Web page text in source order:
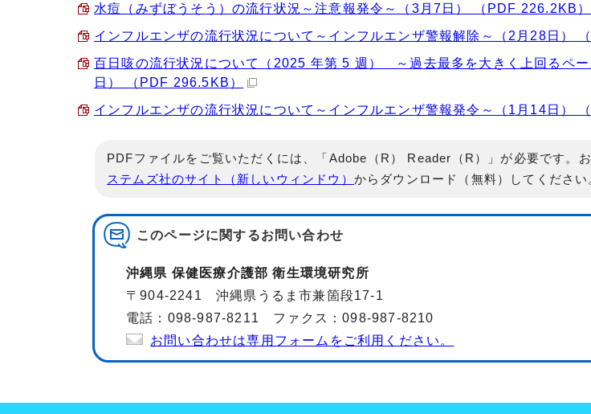
水痘（みずぼうそう）の流行状況～注意報発令～（3月7日） （PDF 226.2KB）
インフルエンザの流行状況について～インフルエンザ警報解除～（2月28日）
百日咳の流行状況について（2025 年第 5 週） ～過去最多を大きく上回るペ
日） （PDF 296.5KB）
インフルエンザの流行状況について～インフルエンザ警報発令～（1月14日）
PDFファイルをご覧いただくには、「Adobe（R） Reader（R）」が必要です。
ステムズ社のサイト（新しいウィンドウ） からダウンロード（無料）してください
このページに関するお問い合わせ
沖縄県 保健医療介護部 衛生環境研究所
〒904-2241 沖縄県うるま市兼箇段17-1
電話：098-987-8211 ファクス：098-987-8210
お問い合わせは専用フォームをご利用ください。